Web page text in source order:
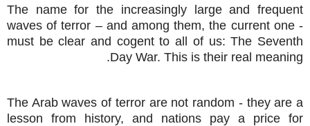
The name for the increasingly large and frequent
waves of terror – and among them, the current one -
must be clear and cogent to all of us: The Seventh
Day War. This is their real meaning.
The Arab waves of terror are not random - they are a
lesson from history, and nations pay a price for